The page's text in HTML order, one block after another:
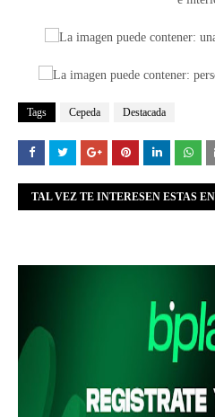
Tags Cepeda Destacada
TAL VEZ TE INTERESEN ESTAS